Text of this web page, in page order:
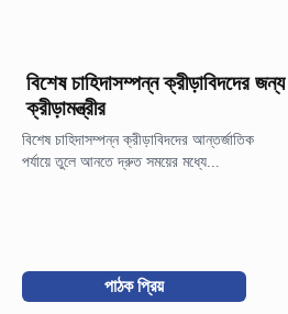
বিশেষ চাহিদাসম্পন্ন ক্রীড়াবিদদের জন্য
ক্রীড়ামন্ত্রীর
বিশেষ চাহিদাসম্পন্ন ক্রীড়াবিদদের আন্তর্জাতিক
পর্যায়ে তুলে আনতে দ্রুত সময়ের মধ্যে...
পাঠক প্রিয়